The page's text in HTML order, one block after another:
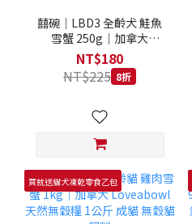
囍碗｜LBD3 全齡犬 鮭魚
雪蟹 250g｜加拿大
Loveabowl 天然無穀糧
250克 成犬 無穀狗飼料
NT$180
NT$225 8折
買就送貓犬凍乾零食乙包